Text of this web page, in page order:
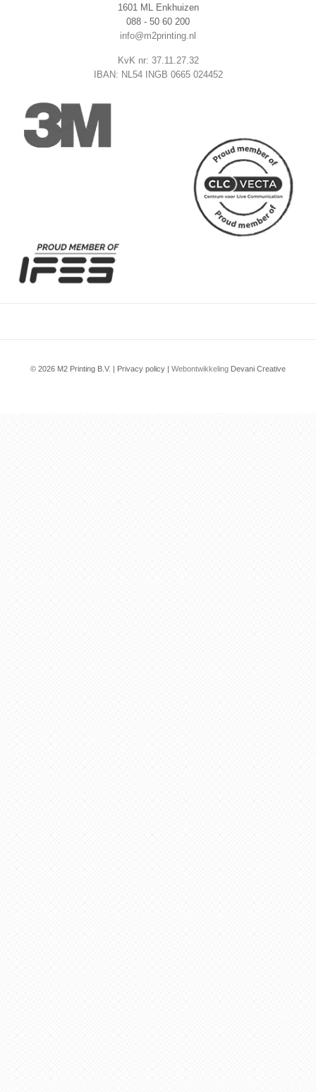
1601 ML Enkhuizen
088 - 50 60 200
info@m2printing.nl
KvK nr: 37.11.27.32
IBAN: NL54 INGB 0665 024452
© 2026 M2 Printing B.V. | Privacy policy Webontwikkeling Devani Creative